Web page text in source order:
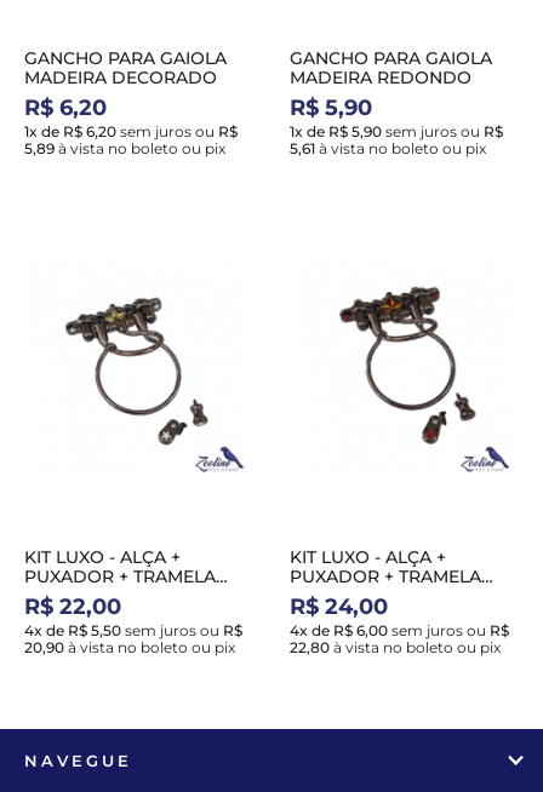
GANCHO PARA GAIOLA
MADEIRA DECORADO
R$ 6,20
1x de R$ 6,20 sem juros ou R$
5,89 à vista no boleto ou pix
GANCHO PARA GAIOLA
MADEIRA REDONDO
R$ 5,90
1x de R$ 5,90 sem juros ou R$
5,61 à vista no boleto ou pix
KIT LUXO - ALÇA +
PUXADOR + TRAMELA
GRAFITE - COM ESTRELAS
B/A - P
R$ 22,00
4x de R$ 5,50 sem juros ou R$
20,90 à vista no boleto ou pix
KIT LUXO - ALÇA +
PUXADOR + TRAMELA
GRAFITE - COM ESTRELAS
V/A - G
R$ 24,00
4x de R$ 6,00 sem juros ou R$
22,80 à vista no boleto ou pix
NAVEGUE